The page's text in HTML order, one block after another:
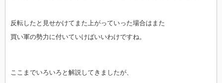
反転したと見せかけてまた上がっていった場合はまた
買い軍の勢力に付いていけばいいわけですね。
ここまでいろいろと解説してきましたが、